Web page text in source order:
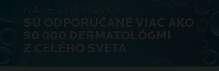
NAŠE PRÍPRAVKY
SÚ ODPORÚČANÉ VIAC AKO
90 000 DERMATOLÓGMI
Z CELÉHO SVETA